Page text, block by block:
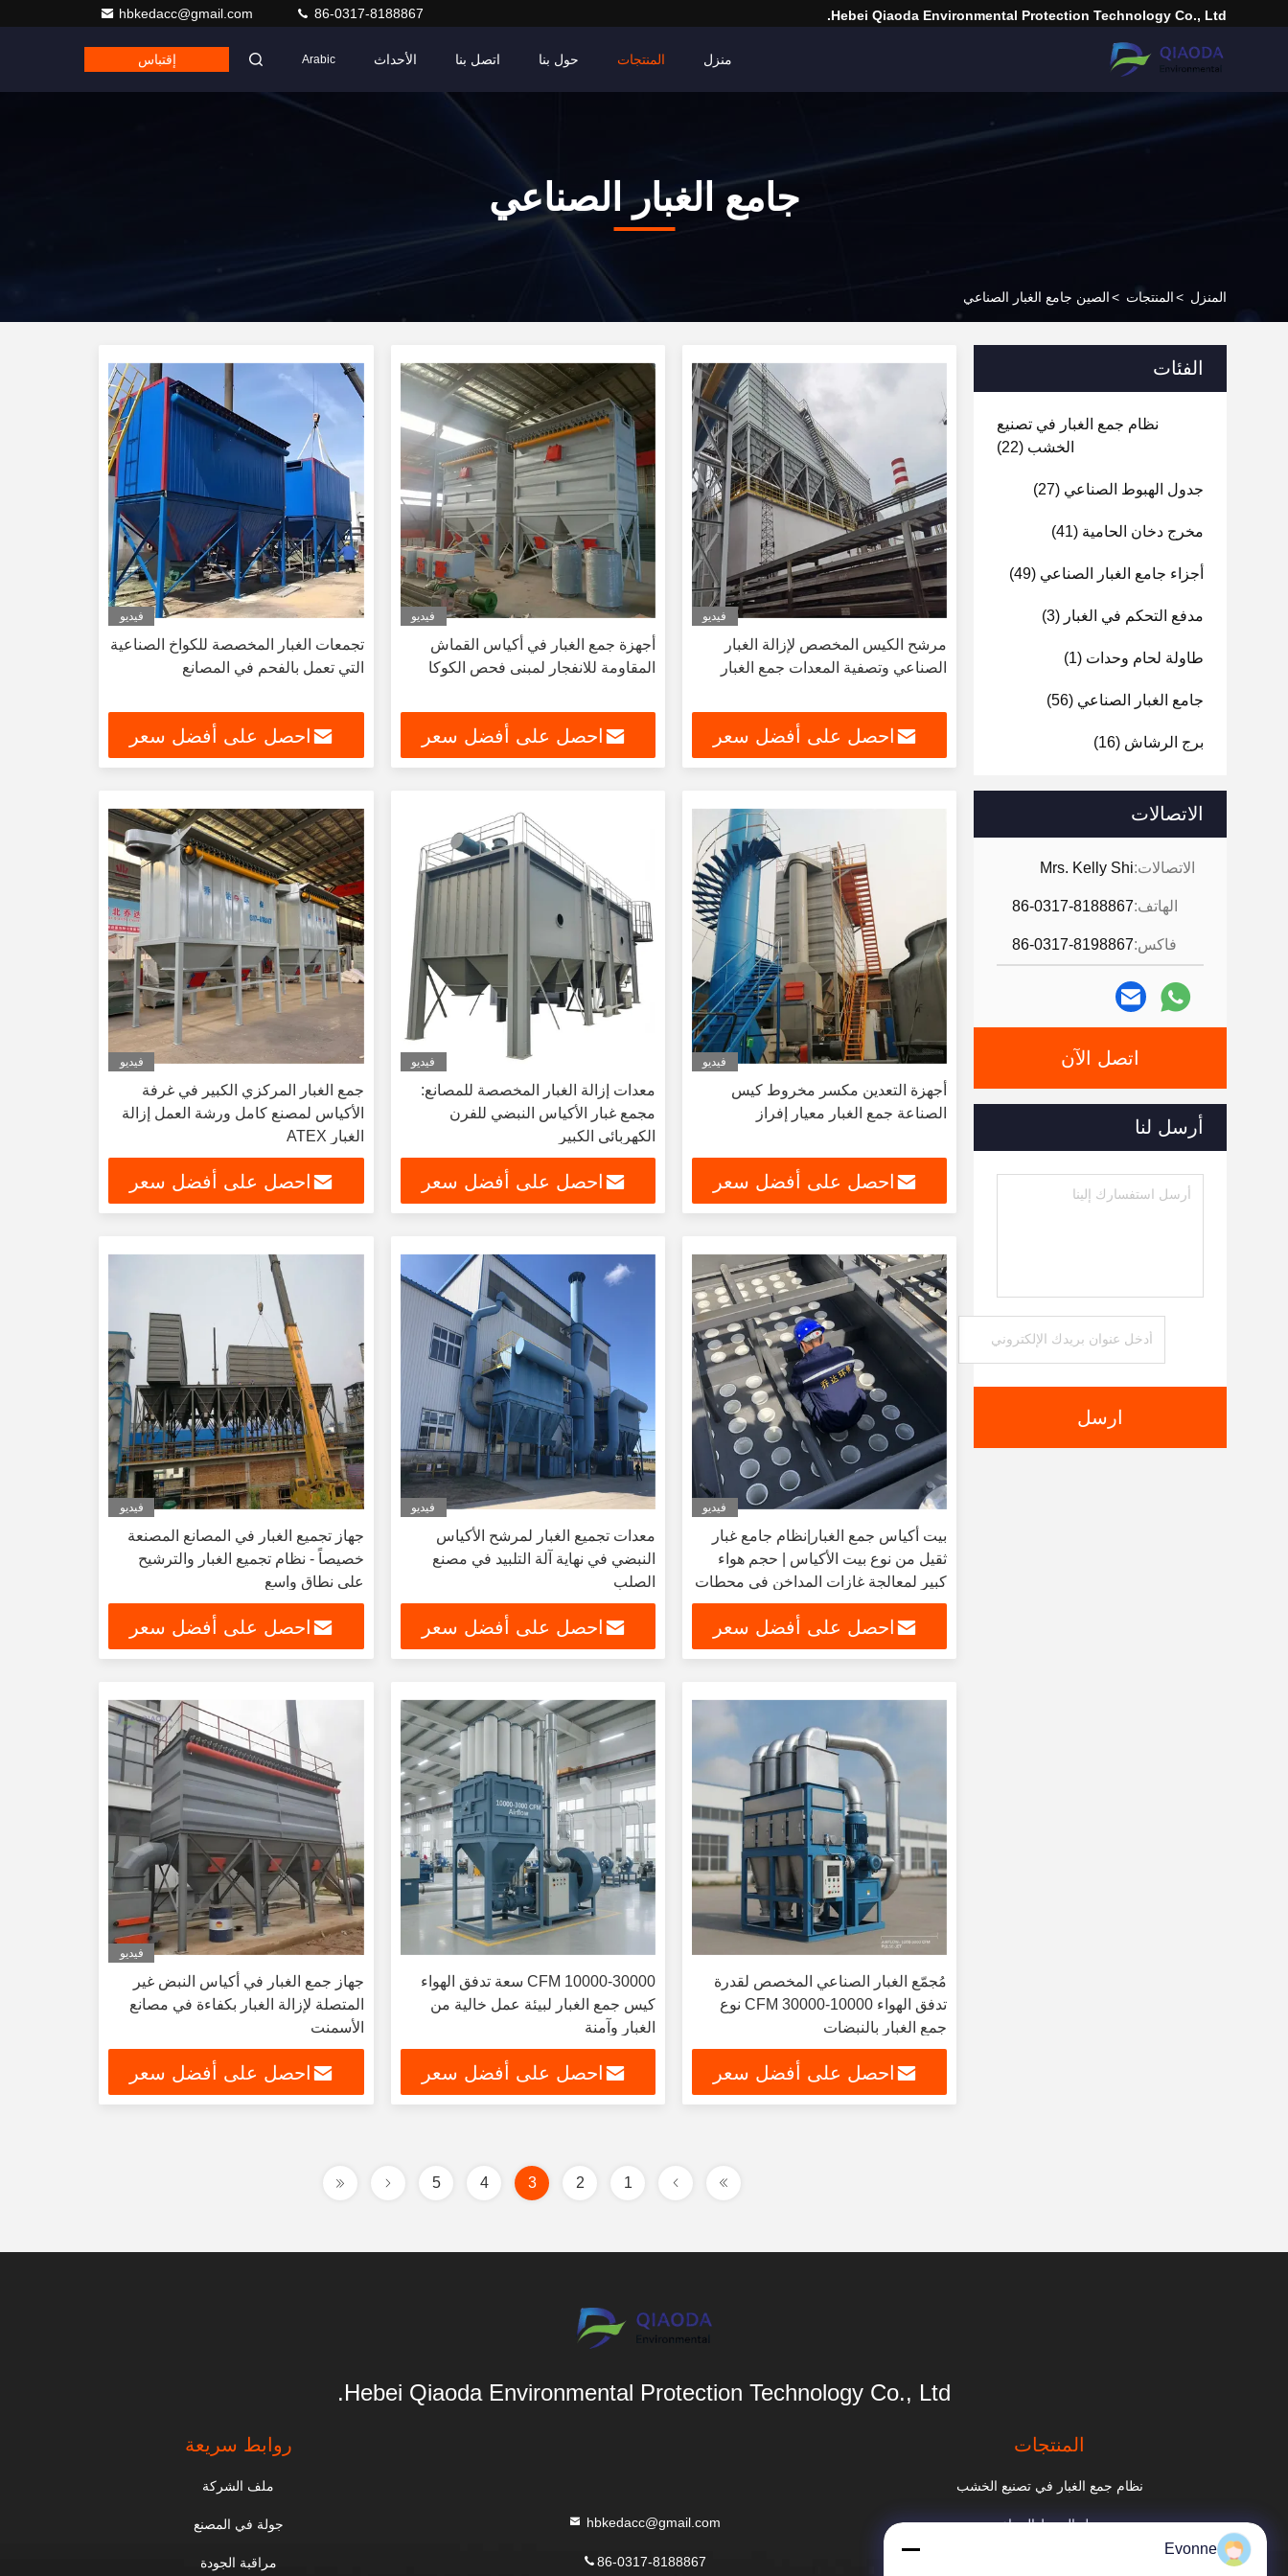
Hebei Qiaoda Environmental Protection Technology Co., Ltd.
hbkedacc@gmail.com 86-0317-8188867
منزل المنتجات حول بنا اتصل بنا الأحداث Arabic إقتباس
جامع الغبار الصناعي
المنزل >المنتجات >الصين جامع الغبار الصناعي
الفئات
نظام جمع الغبار في تصنيع
الخشب (22)
جدول الهبوط الصناعي (27)
مخرج دخان الحامية (41)
أجزاء جامع الغبار الصناعي (49)
مدفع التحكم في الغبار (3)
طاولة لحام وحدات (1)
جامع الغبار الصناعي (56)
برج الرشاش (16)
الاتصالات
الاتصالات:Mrs. Kelly Shi
الهاتف:86-0317-8188867
فاكس:86-0317-8198867
اتصل الآن
أرسل لنا
ارسل
فيديو
مرشح الكيس المخصص لإزالة الغبار
الصناعي وتصفية المعدات جمع الغبار
احصل على أفضل سعر
فيديو
أجهزة جمع الغبار في أكياس القماش
المقاومة للانفجار لمبنى فحص الكوكا
احصل على أفضل سعر
فيديو
تجمعات الغبار المخصصة للكواخ الصناعية
التي تعمل بالفحم في المصانع
احصل على أفضل سعر
فيديو
أجهزة التعدين مكسر مخروط كيس
الصناعة جمع الغبار معيار إفراز
احصل على أفضل سعر
فيديو
معدات إزالة الغبار المخصصة للمصانع:
مجمع غبار الأكياس النبضي للفرن
الكهربائي الكبير
احصل على أفضل سعر
فيديو
جمع الغبار المركزي الكبير في غرفة
الأكياس لمصنع كامل ورشة العمل إزالة
الغبار ATEX
احصل على أفضل سعر
فيديو
بيت أكياس جمع الغبار|نظام جامع غبار
ثقيل من نوع بيت الأكياس | حجم هواء
كبير لمعالجة غازات المداخن في محطات
الطاقة
احصل على أفضل سعر
فيديو
معدات تجميع الغبار لمرشح الأكياس
النبضي في نهاية آلة التلبيد في مصنع
الصلب
احصل على أفضل سعر
فيديو
جهاز تجميع الغبار في المصانع المصنعة
خصيصاً - نظام تجميع الغبار والترشيح
على نطاق واسع
احصل على أفضل سعر
مُجمّع الغبار الصناعي المخصص لقدرة
تدفق الهواء 10000-30000 CFM نوع
جمع الغبار بالنبضات
احصل على أفضل سعر
10000-30000 CFM سعة تدفق الهواء
كيس جمع الغبار لبيئة عمل خالية من
الغبار وآمنة
احصل على أفضل سعر
فيديو
جهاز جمع الغبار في أكياس النبض غير
المتصلة لإزالة الغبار بكفاءة في مصانع
الأسمنت
احصل على أفضل سعر
1
2
3
4
5
Hebei Qiaoda Environmental Protection Technology Co., Ltd.
المنتجات
نظام جمع الغبار في تصنيع الخشب
جدول الهبوط الصناعي hbkedacc@gmail.com
86-0317-8188867
روابط سريعة
ملف الشركة
جولة في المصنع
مراقبة الجودة
Evonne